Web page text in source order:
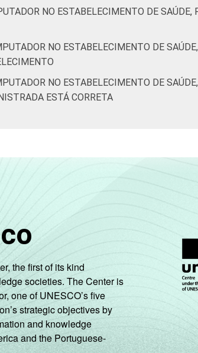
consultar o dado, apesar de ele estar
declararam não saber se o dado está
NO ESTABELECIMENTO DE
NO ESTABELECIMENTO DE
NO ESTABELECIMENTO DE
ESTÁ CORRETA
the first of its kind
societies. The Center is
one of UNESCO’s five
strategic objectives by
and knowledge
and the Portuguese-